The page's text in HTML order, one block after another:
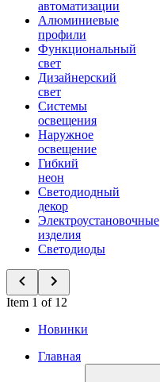
автоматизации
Алюминиевые
профили
Функциональный
свет
Дизайнерский
свет
Системы
освещения
Наружное
освещение
Гибкий
неон
Светодиодный
декор
Электроустановочные
изделия
Светодиоды
Item 1 of 12
Новинки
Главная